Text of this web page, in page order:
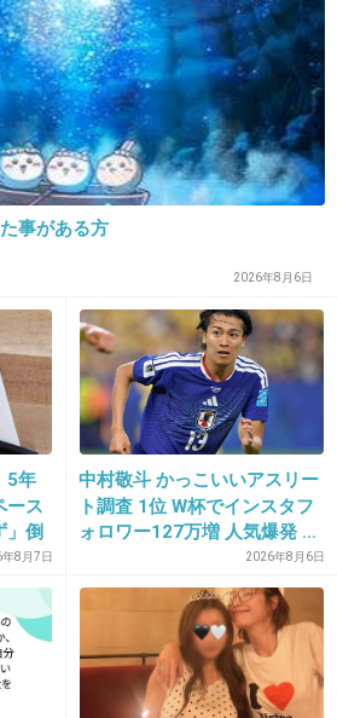
持ちみたいなのが多くてイ
+364
合知らないからでしょ
+356 -43
るからいろいろ言わないと
とはそんな事どーでもいい
+403 -17
事がある方
2026年8月6日
5年
ース
倒
8月7日
中村敬斗 かっこいいアスリー
ト調査 1位 W杯でインスタフ
ォロワー127万増 人気爆発 …
2位 高橋藍 3位 大谷翔平2026年8月6日